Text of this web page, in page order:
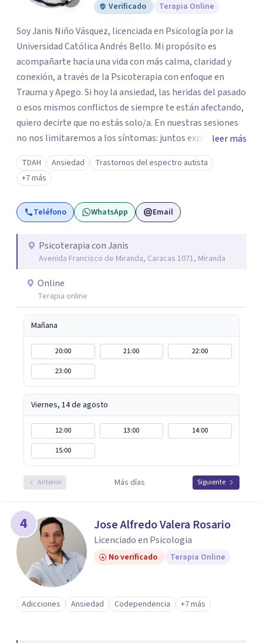
Verificado
Terapia Online
Soy Janis Niño Vásquez, licenciada en Psicología por la
Universidad Católica Andrés Bello. Mi propósito es
acompañarte hacia una vida con más calma, claridad y
conexión, a través de la Psicoterapia con enfoque en
Trauma y Apego. Si hoy la ansiedad, las heridas del pasado
o esos mismos conflictos de siempre te están afectando,
quiero decirte que no estás solo/a. En nuestras sesiones
no nos limitaremos a los síntomas: juntos exploraremos
qué hay detrás de tu malestar, comprendiendo cómo tus
experiencias y vínculos han marcado tu historia. Quizás te
cuesta poner límites, confiar en los demás o repites
vínculos que te hacen daño. O tal vez buscas
herramientas para comprender y acompañar mejor a tus
seguro para iniciar tu proceso de sanación. Si sientes que
es el momento de transformar tu historia, estaré para
leer más
TDAH Ansiedad
Trastornos del espectro autista
+7 más
Teléfono WhatsApp Email
Psicoterapia con Janis
Avenida Francisco de Miranda, Caracas 1071, Miranda
Online
Terapia online
Mañana
20:00 21:00
22:00
23:00
Viernes, 14 de agosto
12:00 13:00
14:00
15:00
Anterior Más días Siguiente
4 Jose Alfredo Valera Rosario
Licenciado en Psicologia
No verificado Terapia Online
Adicciones Ansiedad Codependencia +7 más